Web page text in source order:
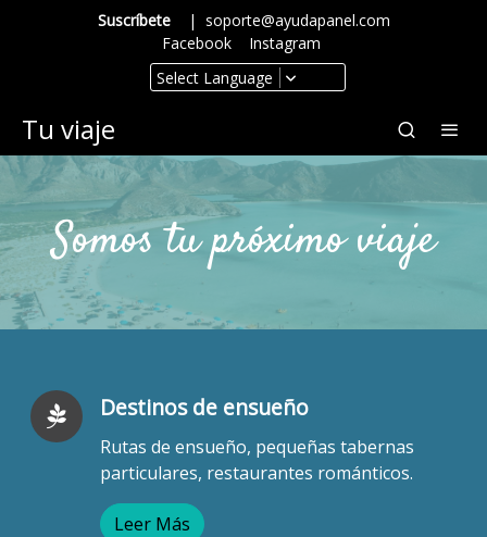
Suscríbete | soporte@ayudapanel.com
Facebook
Instagram
Select Language
Tu viaje
Somos tu próximo viaje
Destinos de ensueño
Rutas de ensueño, pequeñas tabernas
particulares, restaurantes románticos.
Leer Más